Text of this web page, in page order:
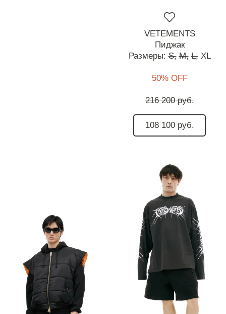
VETEMENTS
Пиджак
Размеры:S, M, L, XL
50% OFF
216 200 руб.
108 100 руб.